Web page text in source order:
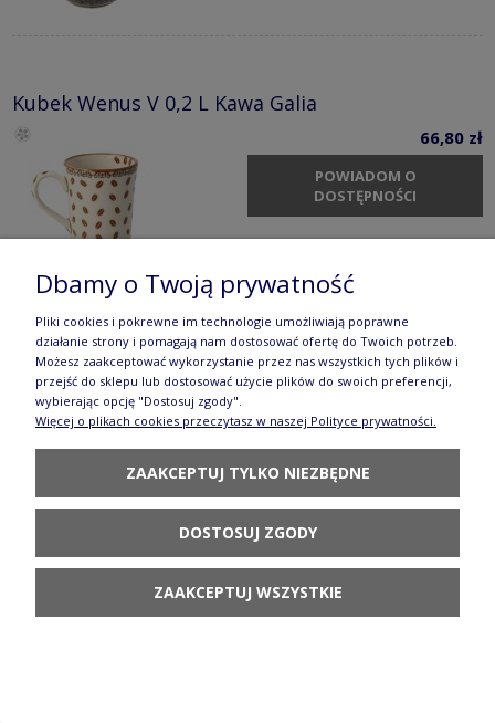
Kubek Wenus V 0,2 L Kawa Galia
66,80 zł
POWIADOM O
DOSTĘPNOŚCI
Kubek Wenus V 0,2 L Kropki Galia
72,80 zł
DO KOSZYKA
Kubek beczułka V 0,33 L Nasturcja Galia
Dbamy o Twoją prywatność
Pliki cookies i pokrewne im technologie umożliwiają poprawne
działanie strony i pomagają nam dostosować ofertę do Twoich potrzeb.
Możesz zaakceptować wykorzystanie przez nas wszystkich tych plików i
przejść do sklepu lub dostosować użycie plików do swoich preferencji,
wybierając opcję "Dostosuj zgody".
Więcej o plikach cookies przeczytasz w naszej Polityce prywatności.
ZAAKCEPTUJ TYLKO NIEZBĘDNE
DOSTOSUJ ZGODY
ZAAKCEPTUJ WSZYSTKIE